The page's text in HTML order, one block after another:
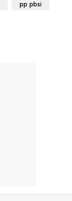
pp pbsi